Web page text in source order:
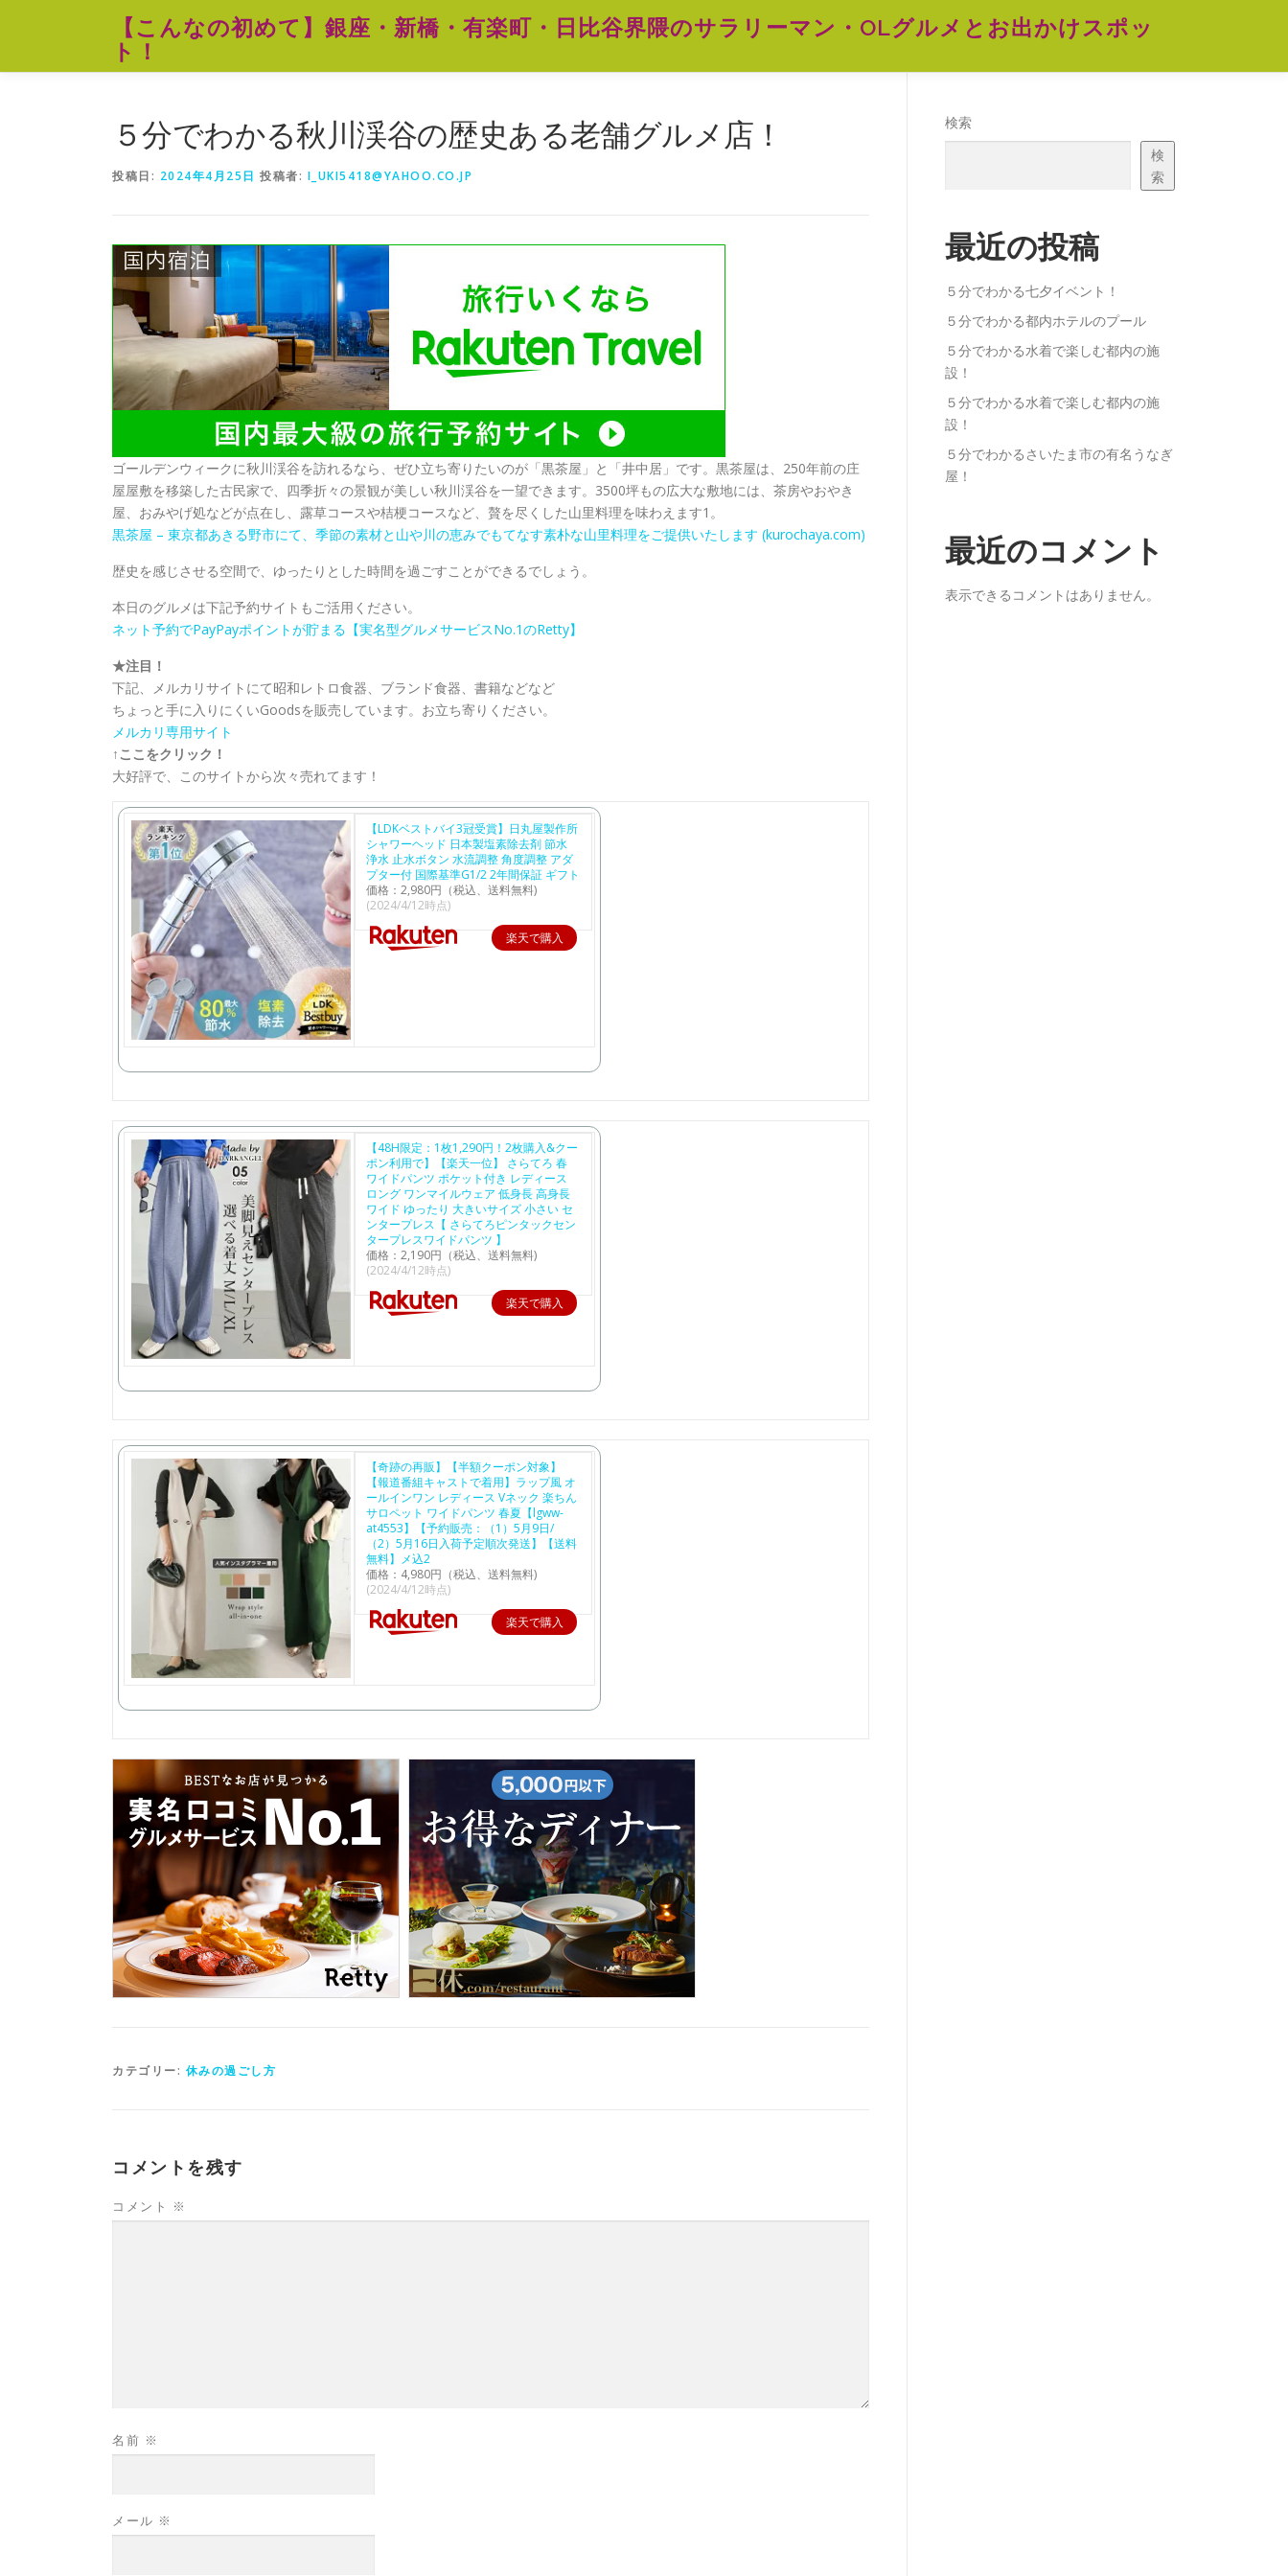
ン
【こんなの初めて】銀座・新橋・有楽町・日比谷界隈のサラリーマン・OLグルメとお出かけスポッ
ト！
５分でわかる秋川渓谷の歴史ある老舗グルメ店！
投稿日: 2024年4月25日 投稿者: I_UKI5418@YAHOO.CO.JP
ゴールデンウィークに秋川渓谷を訪れるなら、ぜひ立ち寄りたいのが「黒茶屋」と「井中居」です。黒茶屋は、250年前の庄
屋屋敷を移築した古民家で、四季折々の景観が美しい秋川渓谷を一望できます。3500坪もの広大な敷地には、茶房やおやき
屋、おみやげ処などが点在し、露草コースや桔梗コースなど、贅を尽くした山里料理を味わえます1。
黒茶屋 – 東京都あきる野市にて、季節の素材と山や川の恵みでもてなす素朴な山里料理をご提供いたします (kurochaya.com)
​​歴史を感じさせる空間で、ゆったりとした時間を過ごすことができるでしょう。
本日のグルメは下記予約サイトもご活用ください。
ネット予約でPayPayポイントが貯まる【実名型グルメサービスNo.1のRetty】
★注目！
下記、メルカリサイトにて昭和レトロ食器、ブランド食器、書籍などなど
ちょっと手に入りにくいGoodsを販売しています。お立ち寄りください。
メルカリ専用サイト
↑ここをクリック！
大好評で、このサイトから次々売れてます！
【LDKベストバイ3冠受賞】日丸屋製作所
シャワーヘッド 日本製塩素除去剤 節水
浄水 止水ボタン 水流調整 角度調整 アダ
プター付 国際基準G1/2 2年間保証 ギフト
価格：2,980円（税込、送料無料)
(2024/4/12時点)
楽天で購入
【48H限定：1枚1,290円！2枚購入&クー
ポン利用で】【楽天一位】 さらてろ 春
ワイドパンツ ポケット付き レディース
ロング ワンマイルウェア 低身長 高身長
ワイド ゆったり 大きいサイズ 小さい セ
ンタープレス【 さらてろピンタックセン
タープレスワイドパンツ 】
価格：2,190円（税込、送料無料)
(2024/4/12時点)
楽天で購入
【奇跡の再販】【半額クーポン対象】
【報道番組キャストで着用】ラップ風 オ
ールインワン レディース Vネック 楽ちん
サロペット ワイドパンツ 春夏【lgww-
at4553】【予約販売：（1）5月9日/
（2）5月16日入荷予定順次発送】【送料
無料】メ込2
価格：4,980円（税込、送料無料)
(2024/4/12時点)
楽天で購入
カテゴリー: 休みの過ごし方
コメントを残す
コメント ※
名前 ※
メール ※
検索
検
索
最近の投稿
５分でわかる七夕イベント！
５分でわかる都内ホテルのプール
５分でわかる水着で楽しむ都内の施
設！
５分でわかる水着で楽しむ都内の施
設！
５分でわかるさいたま市の有名うなぎ
屋！
最近のコメント
表示できるコメントはありません。